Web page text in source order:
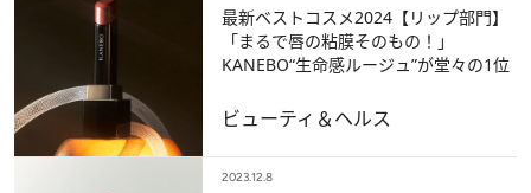
最新ベストコスメ2024【リップ部門】
「まるで唇の粘膜そのもの！」
KANEBO“生命感ルージュ”が堂々の1位
ビューティ＆ヘルス
2023.12.8